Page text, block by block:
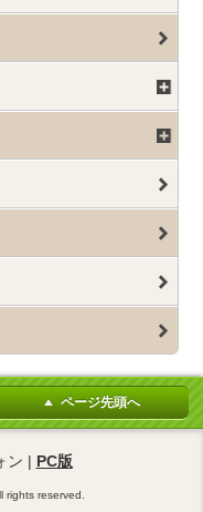
ページ先頭へ
ン | PC版
rights reserved.